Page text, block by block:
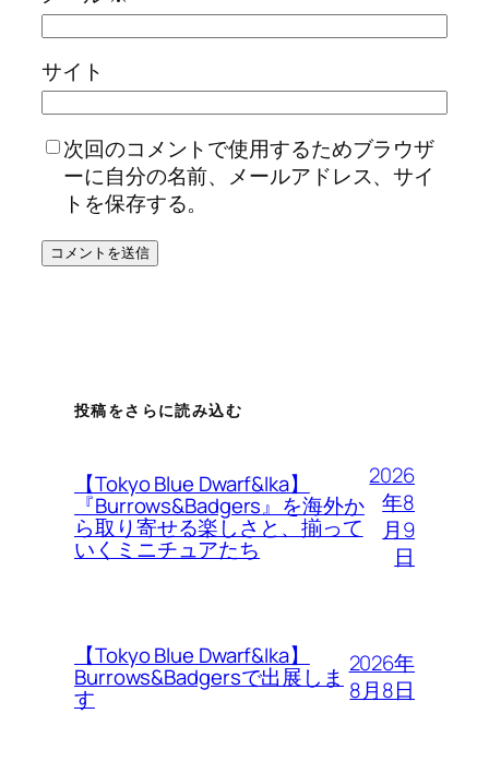
サイト
次回のコメントで使用するためブラウザ
ーに自分の名前、メールアドレス、サイ
トを保存する。
投稿をさらに読み込む
【Tokyo Blue Dwarf&Ika】
『Burrows&Badgers』を海外か
ら取り寄せる楽しさと、揃って
いくミニチュアたち
2026
年8
月9
日
【Tokyo Blue Dwarf&Ika】
Burrows&Badgersで出展しま
す
2026年
8月8日